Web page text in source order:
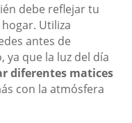
debe reflejar tu
Utiliza
antes de
que la luz del día
diferentes matices
con la atmósfera